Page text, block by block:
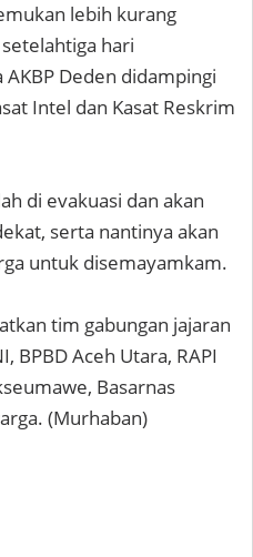
lebih kurang
hari
Deden didampingi
Intel dan Kasat Reskrim
di evakuasi dan akan
serta nantinya akan
untuk disemayamkam.
tim gabungan jajaran
BPBD Aceh Utara, RAPI
Basarnas
(Murhaban)